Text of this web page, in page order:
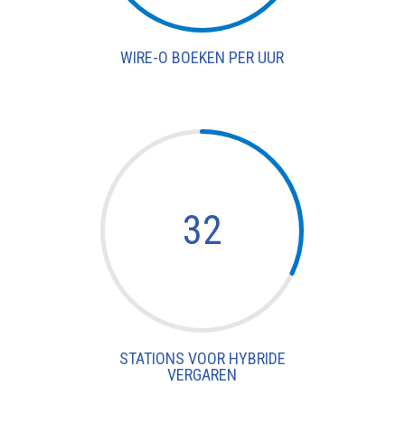
WIRE-O BOEKEN PER UUR
32
STATIONS VOOR HYBRIDE
VERGAREN